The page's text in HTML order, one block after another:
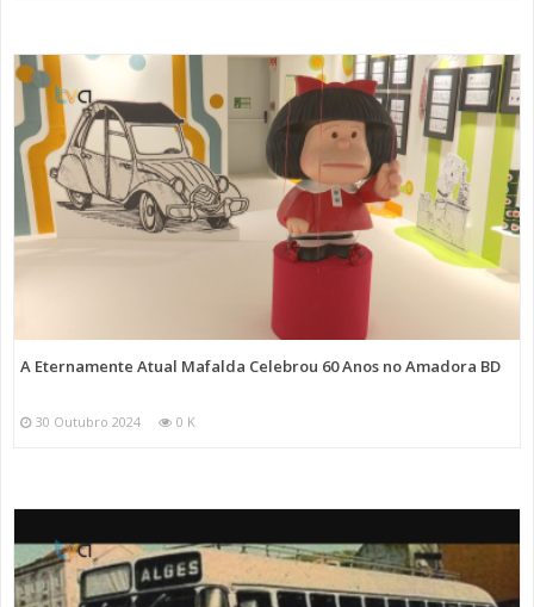
A Eternamente Atual Mafalda Celebrou 60 Anos no Amadora BD
30 Outubro 2024 0 K